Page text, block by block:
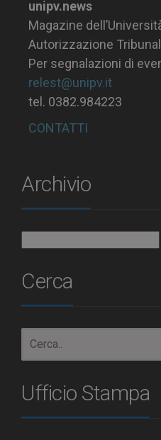
unipv.news
Magazine
Autorizzazione
Per segnalazioni di
relest@unipv.it
tel. 0382.984223
CONTATTI
Archivio
Cerca
Ufficio Stampa